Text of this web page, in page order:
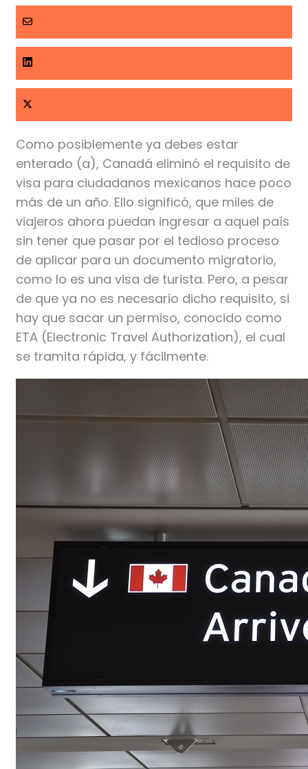
Como posiblemente ya debes estar
enterado (a), Canadá eliminó el requisito de
visa para ciudadanos mexicanos hace poco
más de un año. Ello significó, que miles de
viajeros ahora puedan ingresar a aquel país
sin tener que pasar por el tedioso proceso
de aplicar para un documento migratorio,
como lo es una visa de turista. Pero, a pesar
de que ya no es necesario dicho requisito, si
hay que sacar un permiso, conocido como
ETA (Electronic Travel Authorization), el cual
se tramita rápida, y fácilmente.